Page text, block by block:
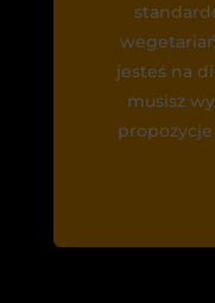
jesteś na
musisz